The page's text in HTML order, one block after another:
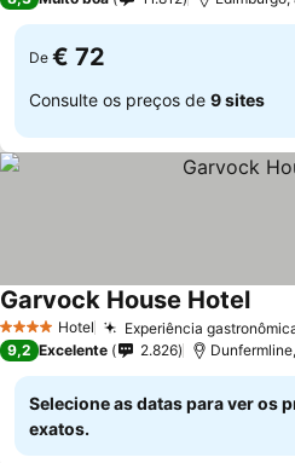
De € 72
Consulte os preços de 9 sites
4 EstrelasHotel Experiência
Garvock House HotelVer
9,2 Excelente 2.826
Selecione as datas para ver os
exatos.